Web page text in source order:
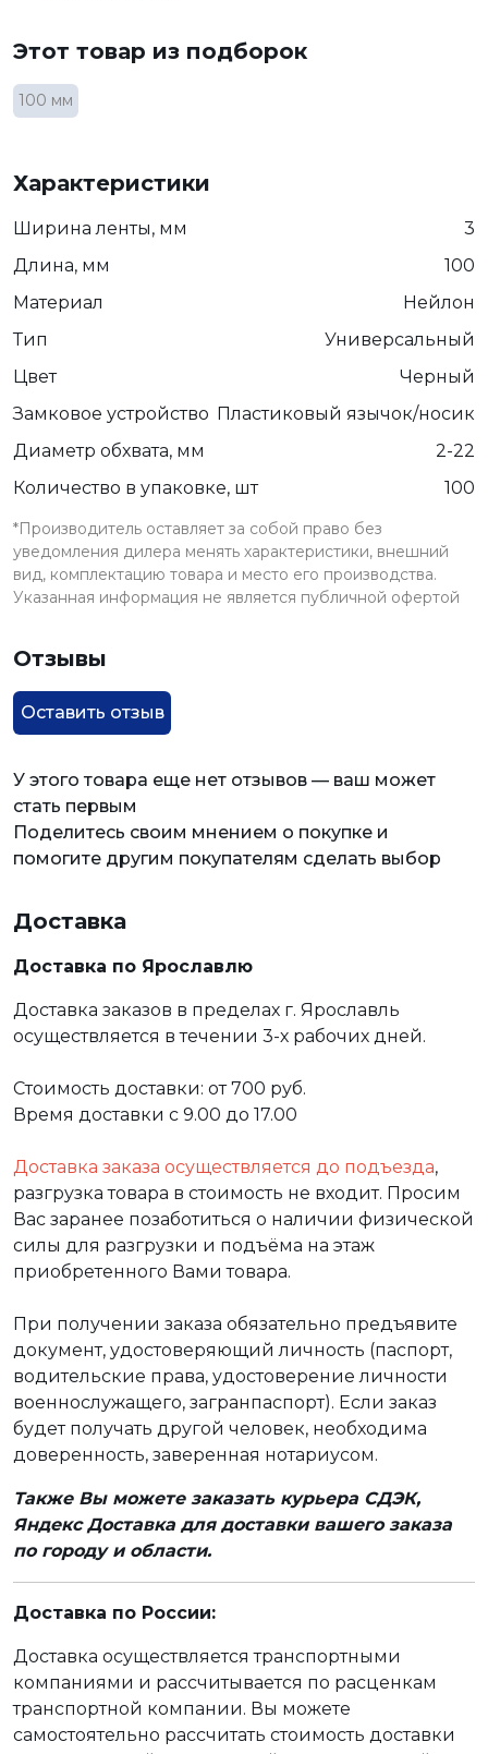
Этот товар из подборок
100 мм
Характеристики
Ширина ленты, мм
3
Длина, мм
100
Материал
Нейлон
Тип
Универсальный
Цвет
Черный
Замковое устройство Пластиковый язычок/носик
Диаметр обхвата, мм
2-22
Количество в упаковке, шт
100
*Производитель оставляет за собой право без
уведомления дилера менять характеристики, внешний
вид, комплектацию товара и место его производства.
Указанная информация не является публичной офертой
Отзывы
Оставить отзыв
У этого товара еще нет отзывов — ваш может
стать первым
Поделитесь своим мнением о покупке и
помогите другим покупателям сделать выбор
Доставка
Доставка по Ярославлю
Доставка заказов в пределах г. Ярославль
осуществляется в течении 3-х рабочих дней.
Стоимость доставки: от 700 руб.
Время доставки с 9.00 до 17.00
Доставка заказа осуществляется до подъезда,
разгрузка товара в стоимость не входит. Просим
Вас заранее позаботиться о наличии физической
силы для разгрузки и подъёма на этаж
приобретенного Вами товара.
При получении заказа обязательно предъявите
документ, удостоверяющий личность (паспорт,
водительские права, удостоверение личности
военнослужащего, загранпаспорт). Если заказ
будет получать другой человек, необходима
доверенность, заверенная нотариусом.
Также Вы можете заказать курьера СДЭК,
Яндекс Доставка для доставки вашего заказа
по городу и области.
Доставка по России:
Доставка осуществляется транспортными
компаниями и рассчитывается по расценкам
транспортной компании. Вы можете
самостоятельно рассчитать стоимость доставки